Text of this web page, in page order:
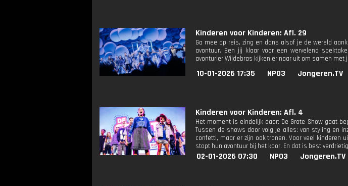
Kinderen voor Kinderen: Afl. 29
Ga mee op reis, zing en dans alsof je de wereld
avontuur. Ben jij klaar voor een wervelend
avonturier Wildebras kijken er naar uit om samen
10-01-2026 17:35 NPO3 Jongeren.TV
Kinderen voor Kinderen: Afl. 4
Het moment is eindelijk daar: De Grote Show gaat
Tussen de shows door volg je alles: van styling en
confetti, maar er zijn ook tranen. Voor veel kinderen
stopt hun avontuur bij het koor. En dat is best
02-01-2026 07:30 NPO3 Jongeren.TV